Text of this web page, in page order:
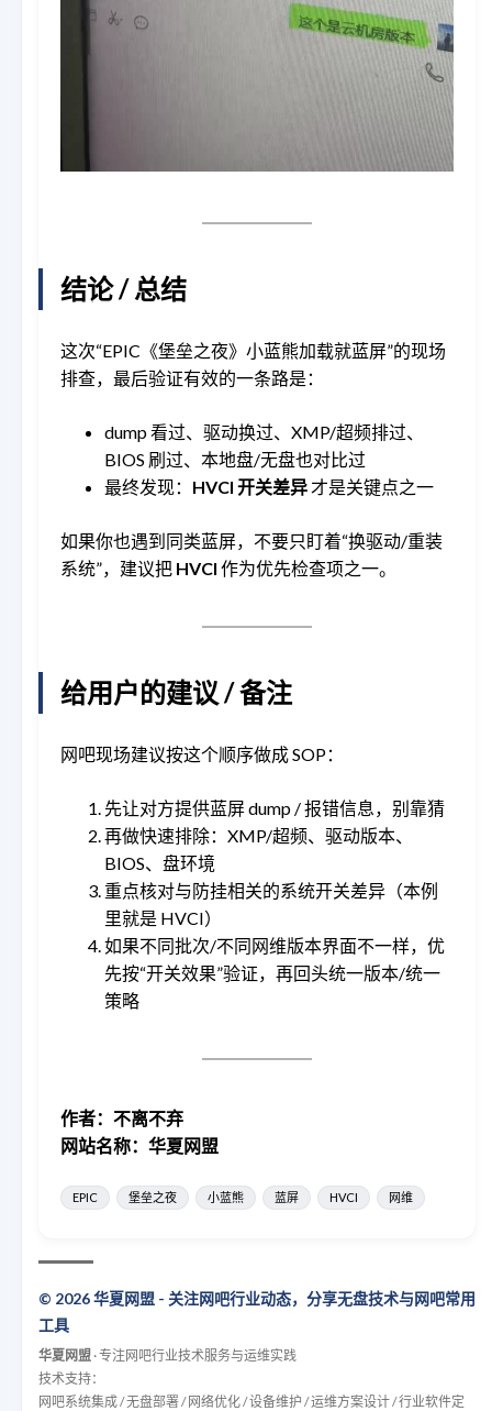
结论 / 总结
这次“EPIC《堡垒之夜》小蓝熊加载就蓝屏”的现场
排查，最后验证有效的一条路是：
dump 看过、驱动换过、XMP/超频排过、
BIOS 刷过、本地盘/无盘也对比过
最终发现： HVCI 开关差异才是关键点之一
如果你也遇到同类蓝屏，不要只盯着“换驱动/重装
系统”，建议把 HVCI 作为优先检查项之一。
给用户的建议 / 备注
网吧现场建议按这个顺序做成 SOP：
先让对方提供蓝屏 dump / 报错信息，别靠猜
再做快速排除：XMP/超频、驱动版本、
BIOS、盘环境
重点核对与防挂相关的系统开关差异（本例
里就是 HVCI）
如果不同批次/不同网维版本界面不一样，优
先按“开关效果”验证，再回头统一版本/统一
策略
作者：不离不弃
网站名称：华夏网盟
EPIC 堡垒之夜 小蓝熊 蓝屏 HVCI 网维
© 2026 华夏网盟 - 关注网吧行业动态，分享无盘技术与网吧常用
工具
华夏网盟 · 专注网吧行业技术服务与运维实践
技术支持：
网吧系统集成 / 无盘部署 / 网络优化 / 设备维护 / 运维方案设计 / 行业软件定